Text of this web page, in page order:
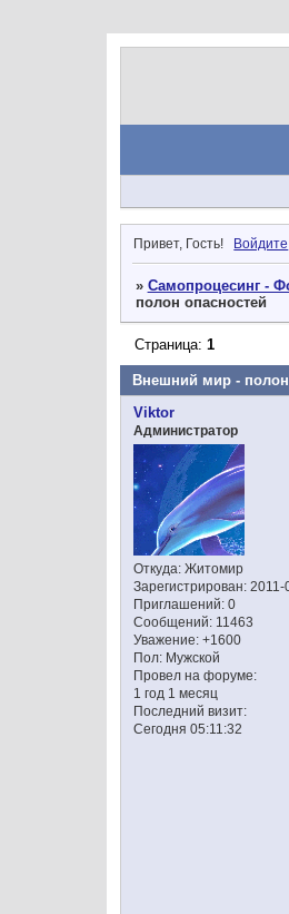
Привет, Гость! Войдите
» Самопроцесинг -
полон опасностей
Внешний мир - полон
Страница: 1
Viktor
Администратор
Откуда: Житомир
Зарегистрирован: 2011-
Приглашений: 0
Сообщений: 11463
Уважение: +1600
Пол: Мужской
Провел на форуме:
1 год 1 месяц
Последний визит:
Сегодня 05:11:32